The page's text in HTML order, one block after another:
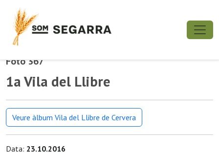
Foto 367
1a Vila del Llibre
Veure àlbum Vila del Llibre de Cervera
Data: 23.10.2016